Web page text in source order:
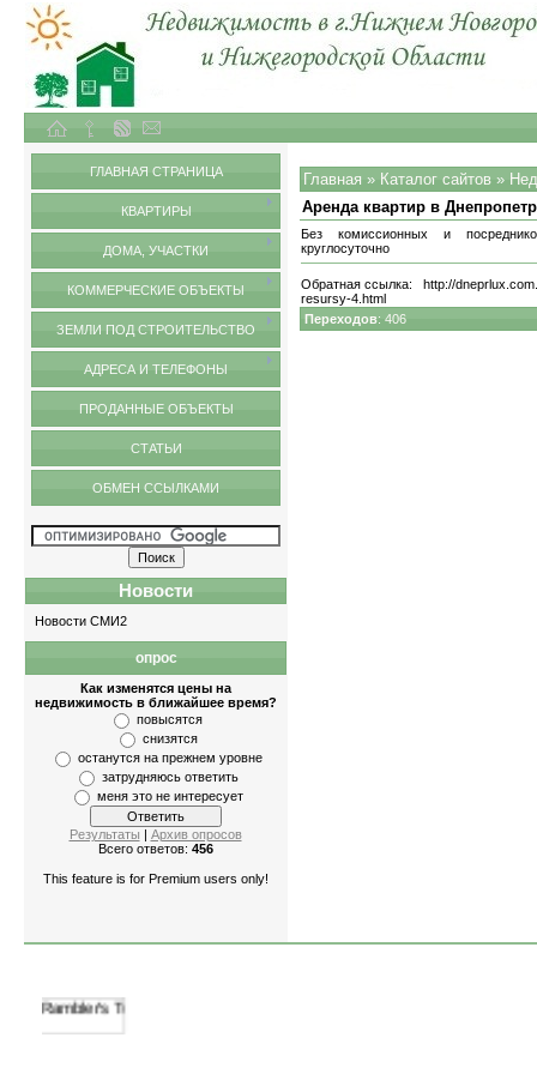
ГЛАВНАЯ СТРАНИЦА
КВАРТИРЫ
ДОМА, УЧАСТКИ
КОММЕРЧЕСКИЕ ОБЪЕКТЫ
ЗЕМЛИ ПОД СТРОИТЕЛЬСТВО
АДРЕСА И ТЕЛЕФОНЫ
ПРОДАННЫЕ ОБЪЕКТЫ
СТАТЬИ
ОБМЕН ССЫЛКАМИ
Новости
Новости СМИ2
опрос
Как изменятся цены на
недвижимость в ближайшее время?
повысятся
снизятся
останутся на прежнем уровне
затрудняюсь ответить
меня это не интересует
Результаты | Архив опросов
Всего ответов: 456
This feature is for Premium users only!
Главная » Каталог сайтов »
Аренда квартир в
Без комиссионных и
круглосуточно
Обратная ссылка: http://
resursy-4.html
Переходов: 406